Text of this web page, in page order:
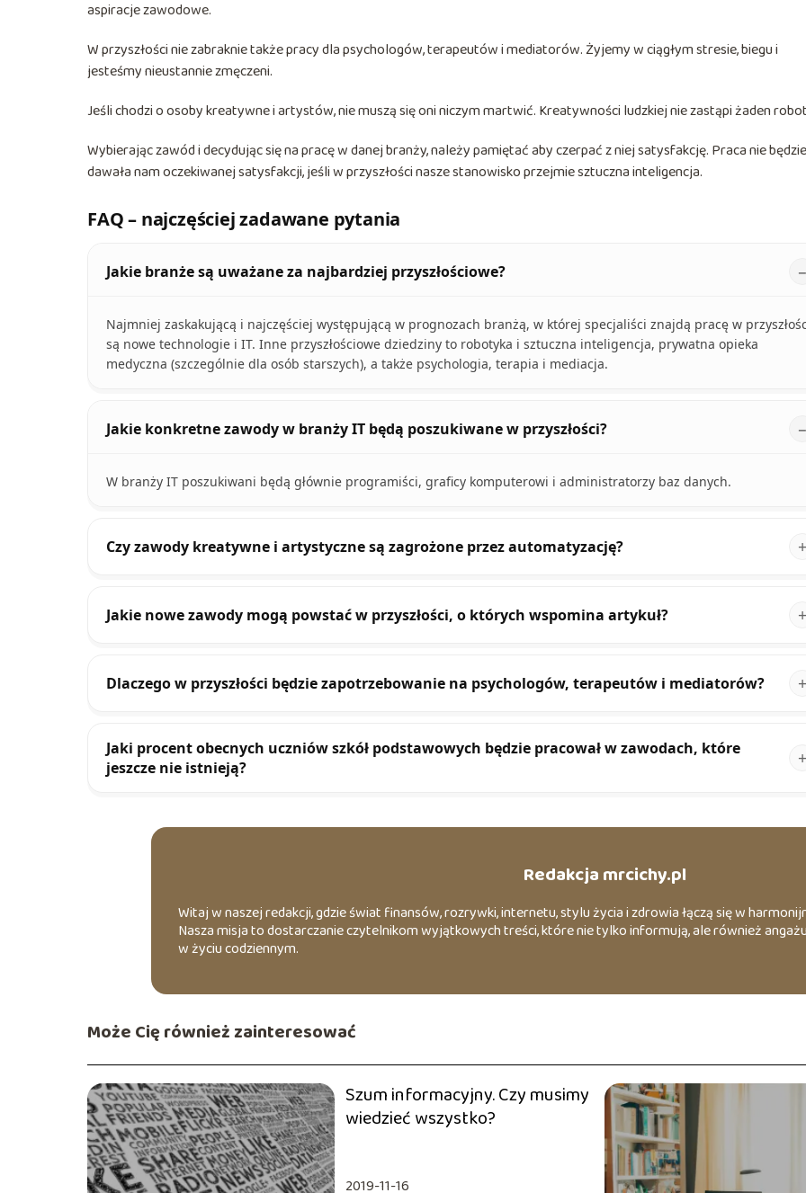
aspiracje zawodowe.
W przyszłości nie zabraknie także pracy dla psychologów, terapeutów i mediatorów. Żyjemy w ciągłym stresie, biegu i
jesteśmy nieustannie zmęczeni.
Jeśli chodzi o osoby kreatywne i artystów, nie muszą się oni niczym martwić. Kreatywności ludzkiej nie zastąpi żaden
Wybierając zawód i decydując się na pracę w danej branży, należy pamiętać aby czerpać z niej satysfakcję. Praca nie będzie
dawała nam oczekiwanej satysfakcji, jeśli w przyszłości nasze stanowisko przejmie sztuczna inteligencja.
FAQ – najczęściej zadawane pytania
Jakie branże są uważane za najbardziej przyszłościowe?
Najmniej zaskakującą i najczęściej występującą w prognozach branżą, w której specjaliści znajdą pracę w
są nowe technologie i IT. Inne przyszłościowe dziedziny to robotyka i sztuczna inteligencja, prywatna opieka
medyczna (szczególnie dla osób starszych), a także psychologia, terapia i mediacja.
Jakie konkretne zawody w branży IT będą poszukiwane w przyszłości?
W branży IT poszukiwani będą głównie programiści, graficy komputerowi i administratorzy baz danych.
Czy zawody kreatywne i artystyczne są zagrożone przez automatyzację?
Jakie nowe zawody mogą powstać w przyszłości, o których wspomina artykuł?
Dlaczego w przyszłości będzie zapotrzebowanie na psychologów, terapeutów i mediatorów?
Jaki procent obecnych uczniów szkół podstawowych będzie pracował w zawodach, które
jeszcze nie istnieją?
Redakcja mrcichy.pl
Witaj w naszej redakcji, gdzie świat finansów, rozrywki, internetu, stylu życia i zdrowia łączą się w
Nasza misja to dostarczanie czytelnikom wyjątkowych treści, które nie tylko informują, ale również
w życiu codziennym.
Może Cię również zainteresować
Szum informacyjny. Czy musimy
wiedzieć wszystko?
2019-11-16